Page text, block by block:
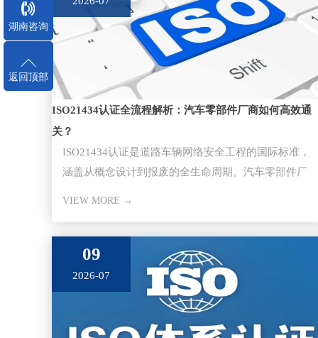
ISO21434认证全流程解析：汽车零部件厂商如何高效通
关？
ISO21434认证是道路车辆网络安全工程的国际标准，
涵盖从概念设计到报废的全生命周期。汽车零部件厂
VIEW MORE →
09
2026-07
湖南咨询
返回顶部